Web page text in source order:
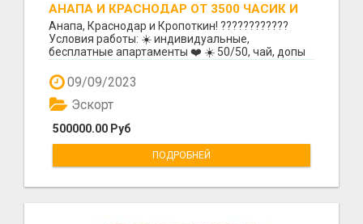
АНАПА И КРАСНОДАР ОТ 3500 ЧАСИК И
ВЫШЕ ! 963-161-85-29!
Анапа, Краснодар и Кропоткин! ????????????
Условия работы: ☀️ индивидуальные,
бесплатные апартаменты ❤️ ☀️ 50/50, чай, допы
ваши ☀️ работа н...
09/09/2023
500000.00 Руб
Эскорт
ПОДРОБНЕЙ